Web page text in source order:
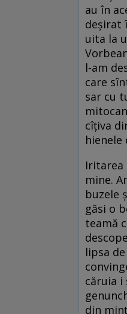
au în
deșirat
uita la
l-am
care
sar cu
cîțiva
Iritarea
mine.
buzele
găsi o
teamă
lipsa
căruia i
din